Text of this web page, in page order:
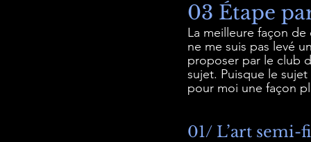
03 Étape
La meilleure façon
ne me suis pas levé
proposer par le club
sujet. Puisque le
pour moi une façon
01/ L’art